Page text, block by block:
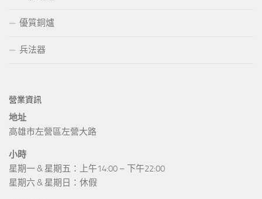
優質銅爐
兵法器
營業資訊
地址
高雄市左營區左營大路
小時
星期一 & 星期五：上午14:00 – 下午22:00
星期六 & 星期日：休假